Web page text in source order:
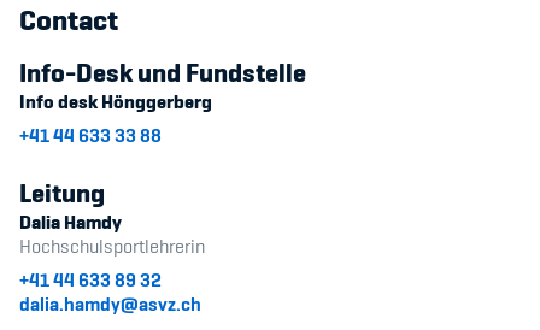
Contact
Info-Desk und Fundstelle
Info desk Hönggerberg
+41 44 633 33 88
Leitung
Dalia Hamdy
Hochschulsportlehrerin
+41 44 633 89 32
dalia.hamdy@asvz.ch